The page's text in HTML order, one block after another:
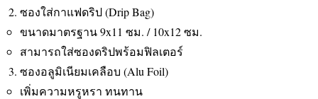
ซองใส่กาแฟดริป (Drip Bag)
ขนาดมาตรฐาน 9x11 ซม. / 10x12 ซม.
สามารถใส่ซองดริปพร้อมฟิลเตอร์
ซองอลูมิเนียมเคลือบ (Alu Foil)
เพิ่มความหรูหรา ทนทาน